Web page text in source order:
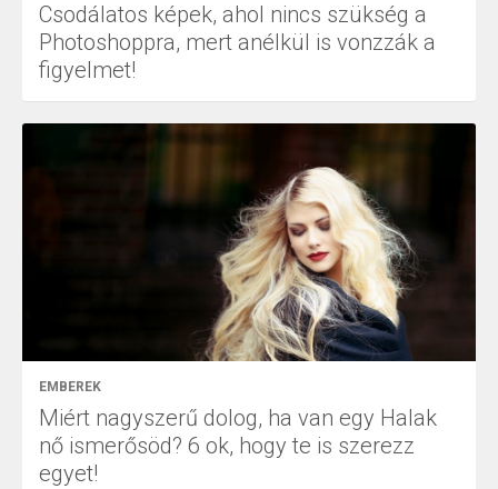
Csodálatos képek, ahol nincs szükség a
Photoshoppra, mert anélkül is vonzzák a
figyelmet!
EMBEREK
Miért nagyszerű dolog, ha van egy Halak
nő ismerősöd? 6 ok, hogy te is szerezz
egyet!